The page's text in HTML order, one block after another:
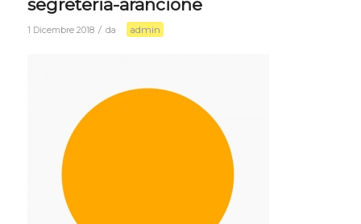
segreteria-arancione
1 Dicembre 2018 / da admin